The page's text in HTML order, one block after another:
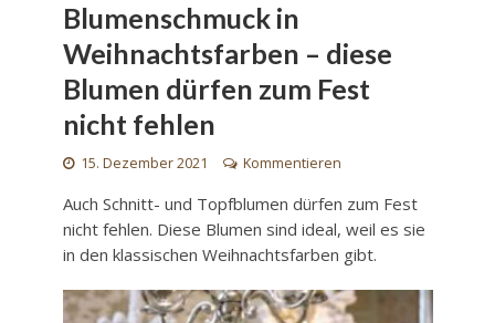
Blumenschmuck in
Weihnachtsfarben – diese
Blumen dürfen zum Fest
nicht fehlen
15. Dezember 2021 Kommentieren
Auch Schnitt- und Topfblumen dürfen zum Fest
nicht fehlen. Diese Blumen sind ideal, weil es sie
in den klassischen Weihnachtsfarben gibt.